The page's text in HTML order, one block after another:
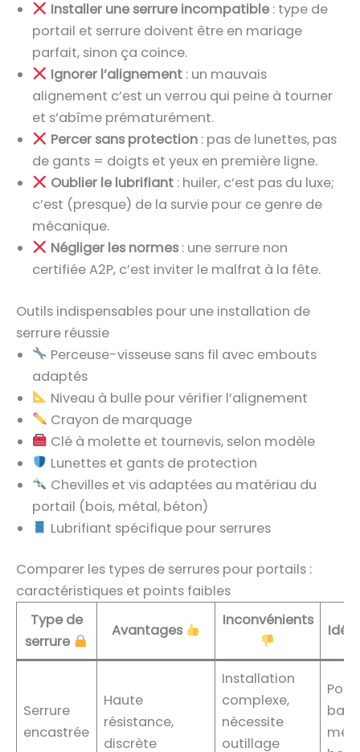
Installer une serrure incompatible: type de
portail et serrure doivent être en mariage
parfait, sinon ça coince.
Ignorer l’alignement: un mauvais
alignement c’est un verrou qui peine à tourner
et s’abîme prématurément.
Percer sans protection: pas de lunettes, pas
de gants = doigts et yeux en première ligne.
Oublier le lubrifiant: huiler, c’est pas du luxe;
c’est (presque) de la survie pour ce genre de
mécanique.
Négliger les normes: une serrure non
certifiée A2P, c’est inviter le malfrat à la fête.
Outils indispensables pour une installation de
serrure réussie
Perceuse-visseuse sans fil avec embouts
adaptés
Niveau à bulle pour vérifier l’alignement
Crayon de marquage
Clé à molette et tournevis, selon modèle
Lunettes et gants de protection
Chevilles et vis adaptées au matériau du
portail (bois, métal, béton)
Lubrifiant spécifique pour serrures
Comparer les types de serrures pour portails :
caractéristiques et points faibles
Type de
serrure
Avantages
Inconvénients
Serrure
encastrée
Haute
résistance,
discrète
Installation
complexe,
nécessite
outillage